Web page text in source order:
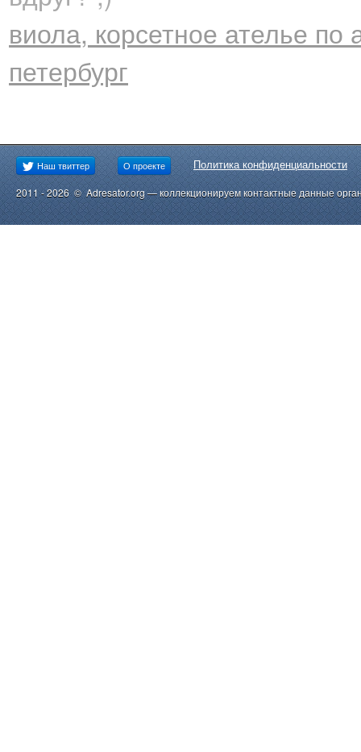
виола, корсетное ателье
петербург
Наш твиттер О проекте Политика конфиденциальности
2011 - 2026 © Adresator.org — коллекционируем контактные данные